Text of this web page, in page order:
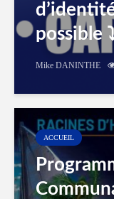
possible
Mike DANINTHE
ACCUEIL